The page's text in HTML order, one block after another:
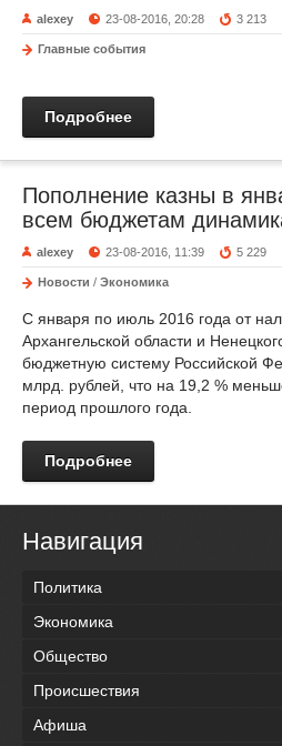
alexey 23-08-2016, 20:28 3 213
Главные события
Подробнее
Пополнение казны в
всем бюджетам
alexey 23-08-2016, 11:39 5 229
Новости / Экономика
С января по июль 2016 года от
Архангельской области и
бюджетную систему Российской
млрд. рублей, что на 19,2 %
период прошлого года.
Подробнее
Навигация
Политика
Экономика
Общество
Происшествия
Афиша